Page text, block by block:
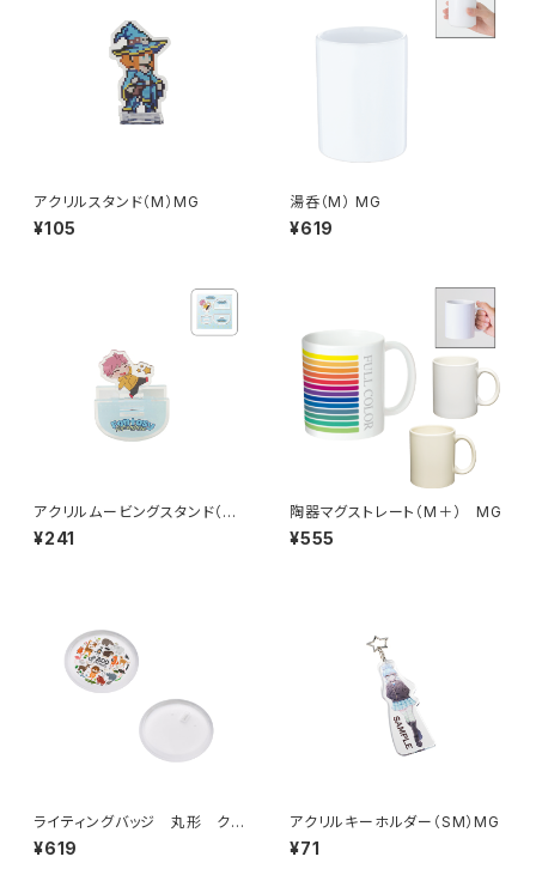
アクリルスタンド（M）MG
¥105
湯呑（M） MG
¥619
アクリルムービングスタンド（M）
MG
¥241
陶器マグストレート（M＋） MG
¥555
ライティングバッジ 丸形 クリ
ア MG
¥619
アクリルキーホルダー（SM）MG
¥71